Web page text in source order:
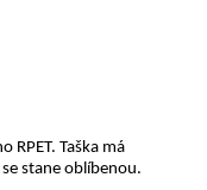
RPET. Taška má
stane oblíbenou.